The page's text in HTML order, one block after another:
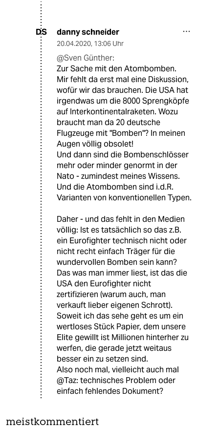
DS danny schneider
20.04.2020, 13:06 Uhr
@Sven Günther:
Zur Sache mit den Atombomben.
Mir fehlt da erst mal eine Diskussion,
wofür wir das brauchen. Die USA hat
irgendwas um die 8000 Sprengköpfe
auf Interkontinentalraketen. Wozu
braucht man da 20 deutsche
Flugzeuge mit "Bomben"? In meinen
Augen völlig obsolet!
Und dann sind die Bombenschlösser
mehr oder minder genormt in der
Nato - zumindest meines Wissens.
Und die Atombomben sind i.d.R.
Varianten von konventionellen Typen.
Daher - und das fehlt in den Medien
völlig: Ist es tatsächlich so das z.B.
ein Eurofighter technisch nicht oder
nicht recht einfach Träger für die
wundervollen Bomben sein kann?
Das was man immer liest, ist das die
USA den Eurofighter nicht
zertifizieren (warum auch, man
verkauft lieber eigenen Schrott).
Soweit ich das sehe geht es um ein
wertloses Stück Papier, dem unsere
Elite gewillt ist Millionen hinterher zu
werfen, die gerade jetzt weitaus
besser ein zu setzen sind.
Also noch mal, vielleicht auch mal
@Taz: technisches Problem oder
einfach fehlendes Dokument?
meistkommentiert